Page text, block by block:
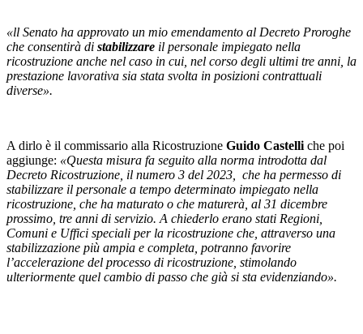
«ll Senato ha approvato un mio emendamento al Decreto Proroghe
che consentirà di stabilizzare il personale impiegato nella
ricostruzione anche nel caso in cui, nel corso degli ultimi tre anni, la
prestazione lavorativa sia stata svolta in posizioni contrattuali
diverse».
A dirlo è il commissario alla Ricostruzione Guido Castelli che poi
aggiunge: «Questa misura fa seguito alla norma introdotta dal
Decreto Ricostruzione, il numero 3 del 2023, che ha permesso di
stabilizzare il personale a tempo determinato impiegato nella
ricostruzione, che ha maturato o che maturerà, al 31 dicembre
prossimo, tre anni di servizio. A chiederlo erano stati Regioni,
Comuni e Uffici speciali per la ricostruzione che, attraverso una
stabilizzazione più ampia e completa, potranno favorire
l’accelerazione del processo di ricostruzione, stimolando
ulteriormente quel cambio di passo che già si sta evidenziando».